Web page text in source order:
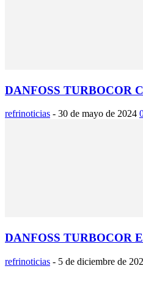
DANFOSS TURBOCOR
refrinoticias - 30 de mayo de 2024
DANFOSS TURBOCOR
refrinoticias - 5 de diciembre de